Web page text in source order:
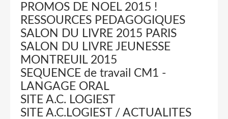
PROMOS DE NOEL 2015 !
RESSOURCES PEDAGOGIQUES
SALON DU LIVRE 2015 PARIS
SALON DU LIVRE JEUNESSE
MONTREUIL 2015
SEQUENCE de travail CM1 -
LANGAGE ORAL
SITE A.C. LOGIEST
SITE A.C.LOGIEST / ACTUALITES